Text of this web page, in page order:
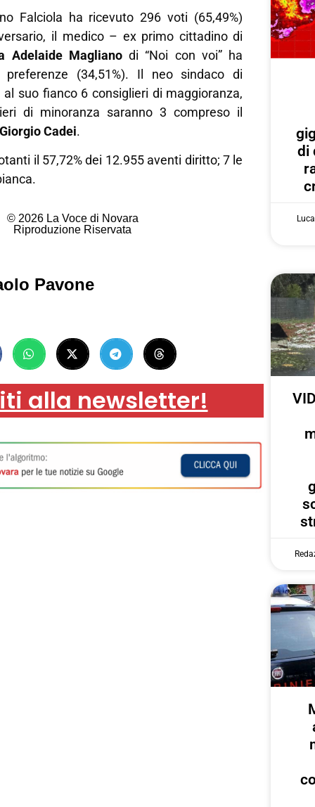
Falciola ha ricevuto 296 voti (65,49%)
il medico – ex primo cittadino di
Adelaide Maglianodi “Noi con voi” ha
preferenze (34,51%). Il neo sindaco di
suo fianco 6 consiglieri di maggioranza,
di minoranza saranno 3 compreso il
Cadei.
il 57,72% dei 12.955 aventi diritto; 7 le
© 2026 La Voce di Novara
Riproduzione Riservata
Pavone
alla newsletter!
di